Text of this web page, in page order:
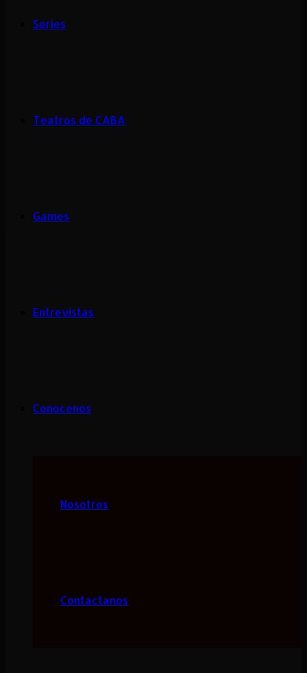
Series
Teatros de CABA
Games
Entrevistas
Conocenos
Nosotros
Contactanos